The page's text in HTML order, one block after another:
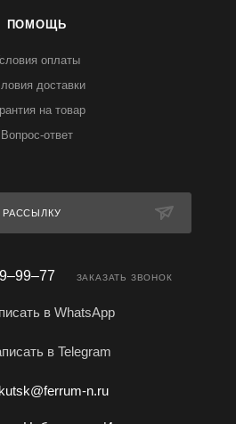
ПОМОЩЬ
оплаты
доставки
на товар
Вопрос-ответ
ЗАКАЗАТЬ ЗВОНОК
в WhatsApp
в Telegram
n.ru